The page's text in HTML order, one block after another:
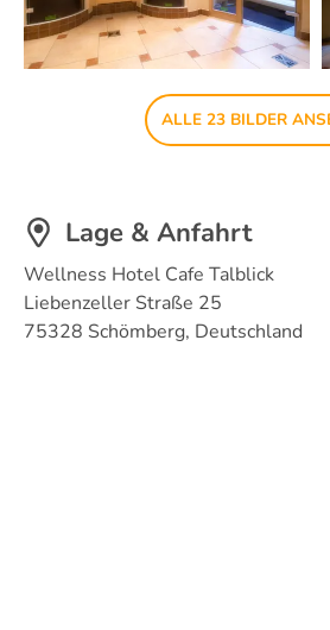
ALLE 23 BILDER
Lage & Anfahrt
Wellness Hotel Cafe Talblick
Liebenzeller Straße 25
75328 Schömberg, Deutschland